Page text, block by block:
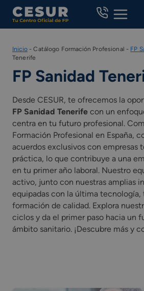
Skip
content
Inicio-Catálogo Formación Profesional - FP
Tenerife
FP Sanidad
Desde CESUR, te ofrecemos la
FP Sanidad Tenerife con un
centra en tu futuro profesional.
Formación Profesional en España,
acuerdos exclusivos con empresas
práctica, lo que contribuye a una
en tu primer año laboral. Nuestro
activo, junto con nuestras amplias
equipadas con la última tecnología,
formación de calidad. Explora
ciclos y da el primer paso hacia un
ámbito sanitario. ¡Descubre más y